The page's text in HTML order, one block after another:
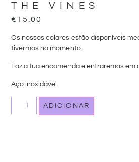
THE VINES
€ 15.00
Os nossos colares estão disponíveis
tivermos no momento.
Faz a tua encomenda e entraremos
Aço inoxidável.
ADICIONAR